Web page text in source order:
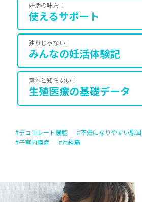
妊活の味方！
使えるサポート
独りじゃない！
みんなの妊活体験記
意外と知らない！
生殖医療の基礎データ
#チョコレート嚢胞 #不妊になりやすい原因
#子宮内膜症
#月経痛